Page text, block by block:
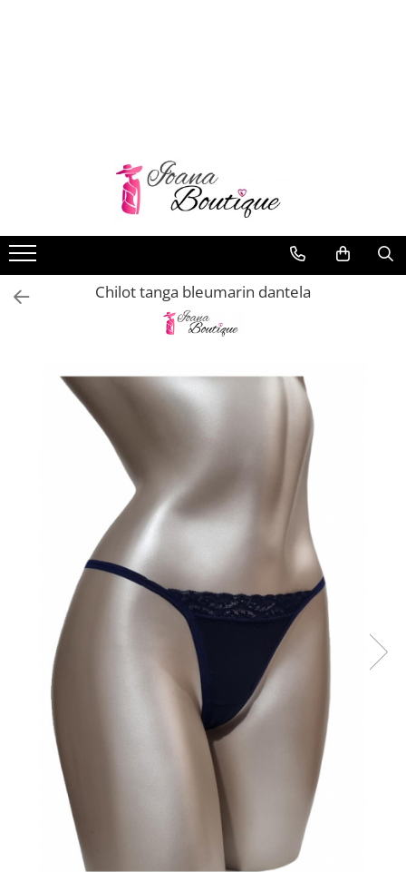
Chiloti clasici
Chiloti tanga
Compleuri & body-uri
Maiouri dama
Chilot tanga bleumarin dantela